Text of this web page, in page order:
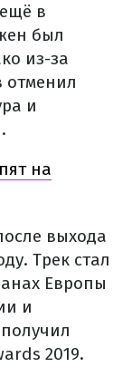
в
был
из-за
отменил
и
на
выхода
Трек стал
Европы
и
2019.